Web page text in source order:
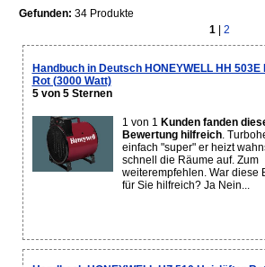
Gefunden: 34 Produkte
1
2
Handbuch in Deutsch HONEYWELL HH 503E
Rot (3000 Watt)
5 von 5 Sternen
1 von 1 Kunden fanden
Bewertung hilfreich.
einfach "super" er heizt
schnell die Räume auf. Zum
weiterempfehlen. War diese
für Sie hilfreich? Ja Nein...